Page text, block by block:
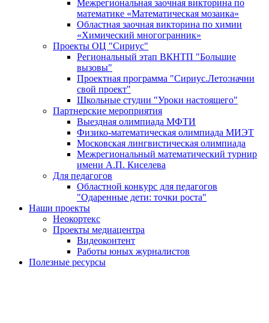
Межрегиональная заочная викторина по
математике «Математическая мозаика»
Областная заочная викторина по химии
«Химический многогранник»
Проекты ОЦ "Сириус"
Региональный этап ВКНТП "Большие
вызовы"
Проектная программа "Сириус.Лето:начни
свой проект"
Школьные студии "Уроки настоящего"
Партнерские мероприятия
Выездная олимпиада МФТИ
Физико-математическая олимпиада МИЭТ
Московская лингвистическая олимпиада
Межрегиональный математический турнир
имени А.П. Киселева
Для педагогов
Областной конкурс для педагогов
"Одаренные дети: точки роста"
Наши проекты
Неокортекс
Проекты медиацентра
Видеоконтент
Работы юных журналистов
Полезные ресурсы